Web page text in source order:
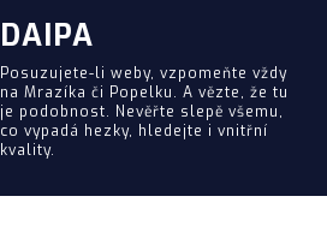
DAIPA
Posuzujete-li weby, vzpomeňte vždy
na Mrazíka či Popelku. A vězte, že tu
je podobnost. Nevěřte slepě všemu,
co vypadá hezky, hledejte i vnitřní
kvality.